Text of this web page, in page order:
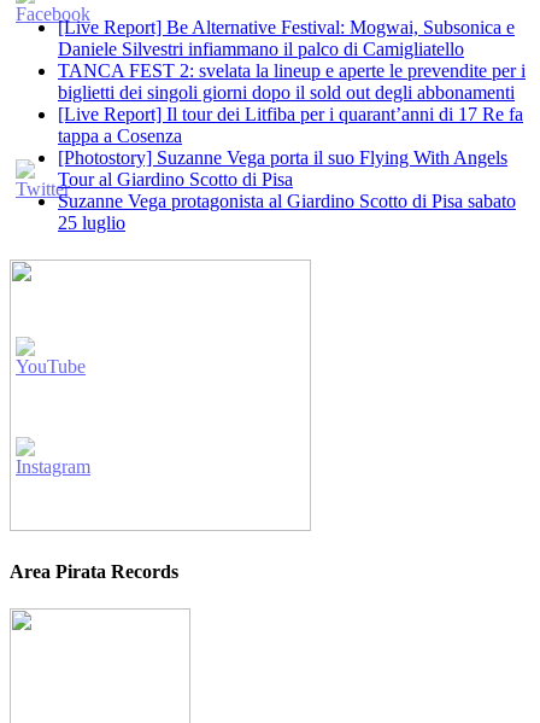
[Live Report] Be Alternative Festival: Mogwai, Subsonica e
Daniele Silvestri infiammano il palco di Camigliatello
TANCA FEST 2: svelata la lineup e aperte le prevendite per i
biglietti dei singoli giorni dopo il sold out degli abbonamenti
[Live Report] Il tour dei Litfiba per i quarant’anni di 17 Re fa
tappa a Cosenza
[Photostory] Suzanne Vega porta il suo Flying With Angels
Tour al Giardino Scotto di Pisa
Suzanne Vega protagonista al Giardino Scotto di Pisa sabato
25 luglio
Area Pirata Records